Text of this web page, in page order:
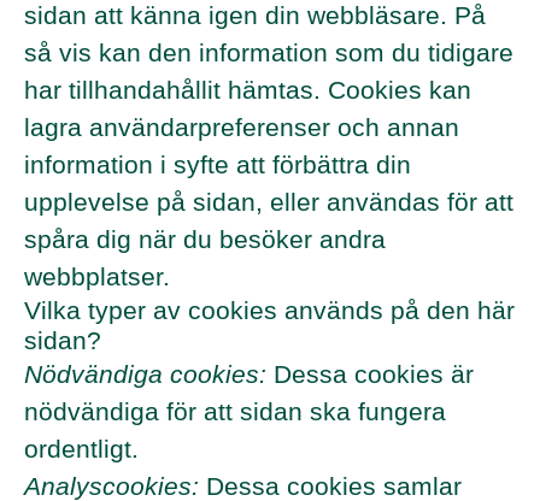
sidan att känna igen din webbläsare. På
så vis kan den information som du tidigare
har tillhandahållit hämtas. Cookies kan
lagra användarpreferenser och annan
information i syfte att förbättra din
upplevelse på sidan, eller användas för att
spåra dig när du besöker andra
webbplatser.
Vilka typer av cookies används på den här
sidan?
Nödvändiga cookies: Dessa cookies är
nödvändiga för att sidan ska fungera
ordentligt.
Analyscookies: Dessa cookies samlar